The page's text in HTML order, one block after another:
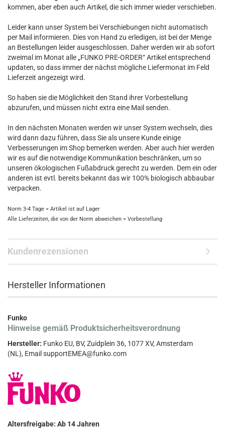
kommen, aber eben auch Artikel, die sich immer wieder verschieben.
Leider kann unser System bei Verschiebungen nicht automatisch
per Mail informieren. Dies von Hand zu erledigen, ist bei der Menge
an Bestellungen leider ausgeschlossen. Daher werden wir ab sofort
zweimal im Monat alle „FUNKO PRE-ORDER“ Artikel entsprechend
updaten, so dass immer der nächst mögliche Liefermonat im Feld
Lieferzeit angezeigt wird.
So haben sie die Möglichkeit den Stand ihrer Vorbestellung
abzurufen, und müssen nicht extra eine Mail senden.
In den nächsten Monaten werden wir unser System wechseln, dies
wird dann dazu führen, dass Sie als unsere Kunde einige
Verbesserungen im Shop bemerken werden. Aber auch hier werden
wir es auf die notwendige Kommunikation beschränken, um so
unseren ökologischen Fußabdruck gerecht zu werden. Dem ein oder
anderen ist evtl. bereits bekannt das wir 100% biologisch abbaubar
verpacken.
Norm 3-4 Tage = Artikel ist auf Lager
Alle Lieferzeiten, die von der Norm abweichen = Vorbestellung
Kundenrezensionen
Hersteller Informationen
Funko
Hinweise gemäß Produktsicherheitsverordnung
Hersteller: Funko EU, BV, Zuidplein 36, 1077 XV, Amsterdam
(NL), Email supportEMEA@funko.com
Altersfreigabe: Ab 14 Jahren